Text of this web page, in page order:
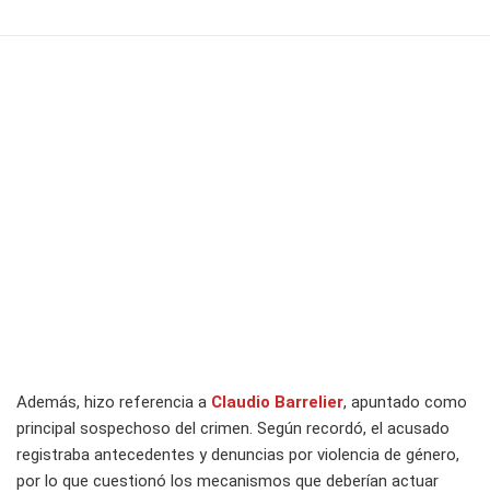
Además, hizo referencia a Claudio Barrelier, apuntado como
principal sospechoso del crimen. Según recordó, el acusado
registraba antecedentes y denuncias por violencia de género,
por lo que cuestionó los mecanismos que deberían actuar